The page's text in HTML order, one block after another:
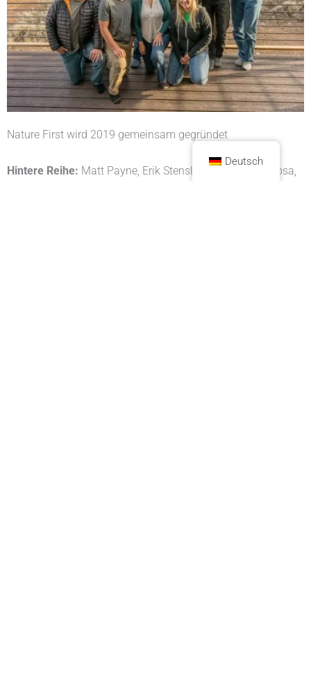
Nature First wird 2019 gemeinsam gegründet
Hintere Reihe: Matt Payne, Erik Stensland, Ron Coscorrosa,
Deutsch